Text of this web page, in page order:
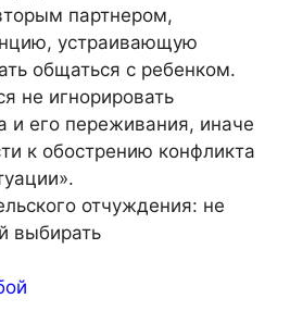
партнером,
устраивающую
общаться с ребенком.
не игнорировать
и его переживания, иначе
к обострению конфликта